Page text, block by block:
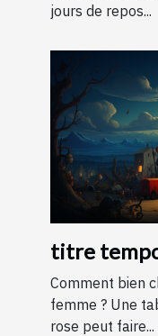
jours de repos...
titre
Comment bien
femme ? Une
rose peut faire...